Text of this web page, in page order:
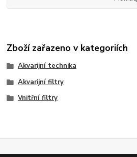
Zboží zařazeno v kategoriích
Akvarijní technika
Akvarijní filtry
Vnitřní filtry